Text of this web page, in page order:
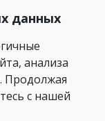
данных
анализа
Продолжая
с нашей